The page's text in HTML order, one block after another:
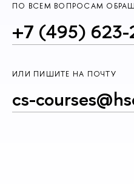
ПО ВСЕМ ВОПРОСАМ
+7 (495) 623-
ИЛИ ПИШИТЕ НА ПОЧТУ
cs-